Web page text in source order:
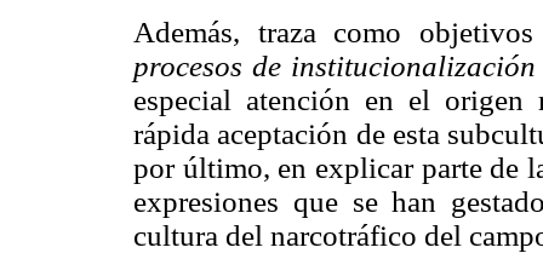
Además, traza como
procesos de
especial atención en el
rápida aceptación de esta
por último, en explicar parte de
expresiones que se han
cultura del narcotráfico del